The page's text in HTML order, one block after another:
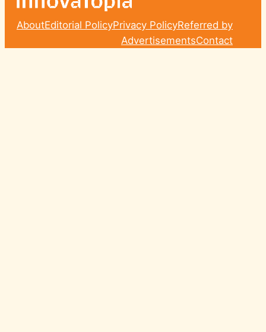
AboutEditorial PolicyPrivacy PolicyReferred by
AdvertisementsContact